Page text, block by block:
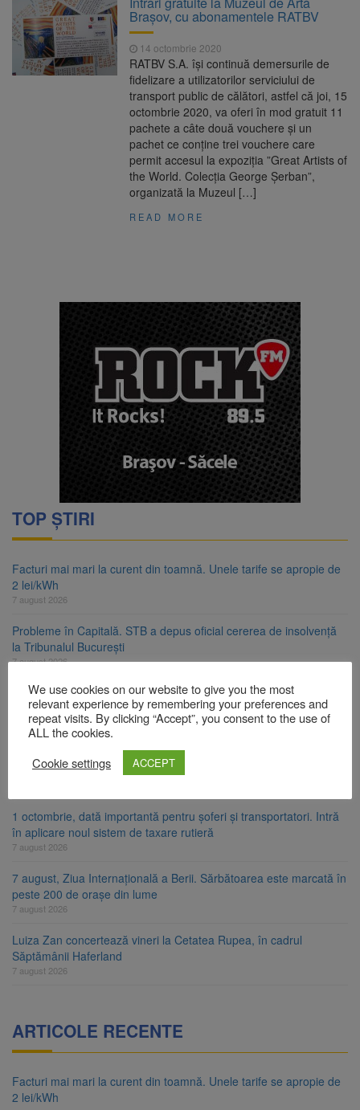
7,50%
7 august 2026
1 octombrie, dată importantă
pentru șoferi și transportatori. Intră în aplicare
noul sistem de taxare rutieră
7 august 2026
7 august, Ziua Internațională
a Berii. Sărbătoarea este marcată în peste
200 de orașe din lume
Facturi mai mari la curent din
toamnă. Unele tarife se apropie de 2 lei/kWh
Brașov, cu abonamentele RATBV
14 octombrie 2020
RATBV S.A. își continuă demersurile de
fidelizare a utilizatorilor serviciului de
transport public de călători, astfel că joi, 15
octombrie 2020, va oferi în mod gratuit 11
pachete a câte două vouchere și un
pachet ce conține trei vouchere care
permit accesul la expoziția ”Great Artists of
the World. Colecția George Șerban”,
organizată la Muzeul […]
READ MORE
TOP ȘTIRI
Facturi mai mari la curent din toamnă. Unele tarife se apropie de
2 lei/kWh
7 august 2026
Probleme în Capitală. STB a depus oficial cererea de insolvență
la Tribunalul București
7 august 2026
Guvernul pregătește posibile limitări de consum pentru marii
consumatori de energie
7 august 2026
FIDELIS VIII: Investiții în lei și euro, cu dobânzi neimpozabile de
până la 7,50%
1 octombrie, dată importantă pentru șoferi și transportatori. Intră
în aplicare noul sistem de taxare rutieră
7 august 2026
7 august, Ziua Internațională a Berii. Sărbătoarea este marcată în
peste 200 de orașe din lume
7 august 2026
Luiza Zan concertează vineri la Cetatea Rupea, în cadrul
Săptămânii Haferland
7 august 2026
ARTICOLE RECENTE
Facturi mai mari la curent din toamnă. Unele tarife se apropie de
2 lei/kWh
We use cookies on our website to give you the most
relevant experience by remembering your preferences and
repeat visits. By clicking “Accept”, you consent to the use of
ALL the cookies.
Cookie settings
ACCEPT